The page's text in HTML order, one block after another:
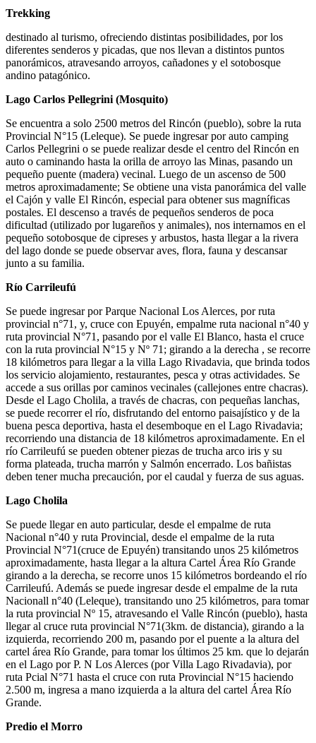
Trekking
destinado al turismo, ofreciendo distintas posibilidades, por los
diferentes senderos y picadas, que nos llevan a distintos puntos
panorámicos, atravesando arroyos, cañadones y el sotobosque
andino patagónico.
Lago Carlos Pellegrini (Mosquito)
Se encuentra a solo 2500 metros del Rincón (pueblo), sobre la ruta
Provincial N°15 (Leleque). Se puede ingresar por auto camping
Carlos Pellegrini o se puede realizar desde el centro del Rincón en
auto o caminando hasta la orilla de arroyo las Minas, pasando un
pequeño puente (madera) vecinal. Luego de un ascenso de 500
metros aproximadamente; Se obtiene una vista panorámica del valle
el Cajón y valle El Rincón, especial para obtener sus magníficas
postales. El descenso a través de pequeños senderos de poca
dificultad (utilizado por lugareños y animales), nos internamos en el
pequeño sotobosque de cipreses y arbustos, hasta llegar a la rivera
del lago donde se puede observar aves, flora, fauna y descansar
junto a su familia.
Río Carrileufú
Se puede ingresar por Parque Nacional Los Alerces, por ruta
provincial n°71, y, cruce con Epuyén, empalme ruta nacional n°40 y
ruta provincial N°71, pasando por el valle El Blanco, hasta el cruce
con la ruta provincial N°15 y Nº 71; girando a la derecha , se recorre
18 kilómetros para llegar a la villa Lago Rivadavia, que brinda todos
los servicio alojamiento, restaurantes, pesca y otras actividades. Se
accede a sus orillas por caminos vecinales (callejones entre chacras).
Desde el Lago Cholila, a través de chacras, con pequeñas lanchas,
se puede recorrer el río, disfrutando del entorno paisajístico y de la
buena pesca deportiva, hasta el desemboque en el Lago Rivadavia;
recorriendo una distancia de 18 kilómetros aproximadamente. En el
río Carrileufú se pueden obtener piezas de trucha arco iris y su
forma plateada, trucha marrón y Salmón encerrado. Los bañistas
deben tener mucha precaución, por el caudal y fuerza de sus aguas.
Lago Cholila
Se puede llegar en auto particular, desde el empalme de ruta
Nacional n°40 y ruta Provincial, desde el empalme de la ruta
Provincial N°71(cruce de Epuyén) transitando unos 25 kilómetros
aproximadamente, hasta llegar a la altura Cartel Área Río Grande
girando a la derecha, se recorre unos 15 kilómetros bordeando el río
Carrileufú. Además se puede ingresar desde el empalme de la ruta
Nacionall n°40 (Leleque), transitando uno 25 kilómetros, para tomar
la ruta provincial Nº 15, atravesando el Valle Rincón (pueblo), hasta
llegar al cruce ruta provincial N°71(3km. de distancia), girando a la
izquierda, recorriendo 200 m, pasando por el puente a la altura del
cartel área Río Grande, para tomar los últimos 25 km. que lo dejarán
en el Lago por P. N Los Alerces (por Villa Lago Rivadavia), por
ruta Pcial N°71 hasta el cruce con ruta Provincial N°15 haciendo
2.500 m, ingresa a mano izquierda a la altura del cartel Área Río
Grande.
Predio el Morro